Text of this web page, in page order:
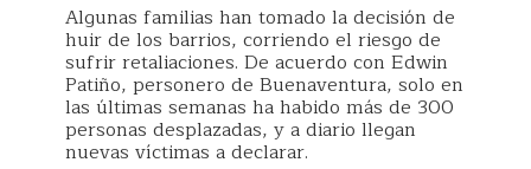
Algunas familias han tomado la decisión de
huir de los barrios, corriendo el riesgo de
sufrir retaliaciones. De acuerdo con Edwin
Patiño, personero de Buenaventura, solo en
las últimas semanas ha habido más de 300
personas desplazadas, y a diario llegan
nuevas víctimas a declarar.